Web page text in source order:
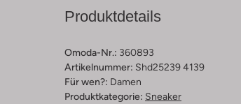
Produktdetails
Omoda-Nr.: 360893
Artikelnummer: Shd25239 4139
Für wen?: Damen
Produktkategorie: Sneaker